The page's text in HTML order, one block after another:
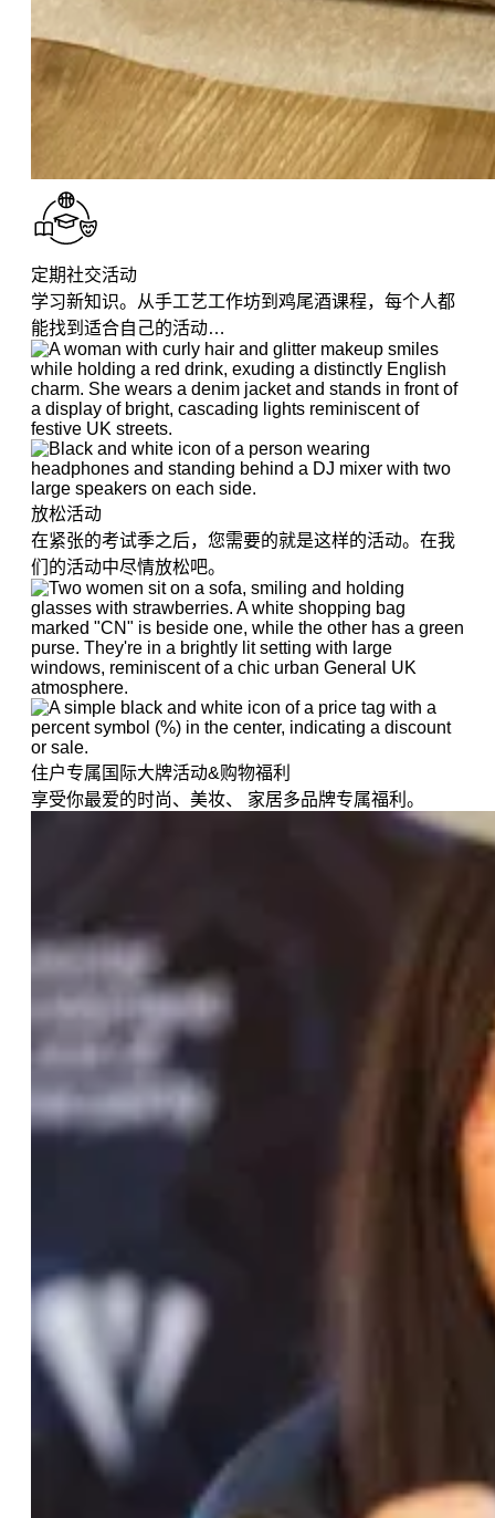
定期社交活动
学习新知识。从手工艺工作坊到鸡尾酒课程，每个人都
能找到适合自己的活动…
放松活动
在紧张的考试季之后，您需要的就是这样的活动。在我
们的活动中尽情放松吧。
住户专属国际大牌活动&购物福利
享受你最爱的时尚、美妆、 家居多品牌专属福利。